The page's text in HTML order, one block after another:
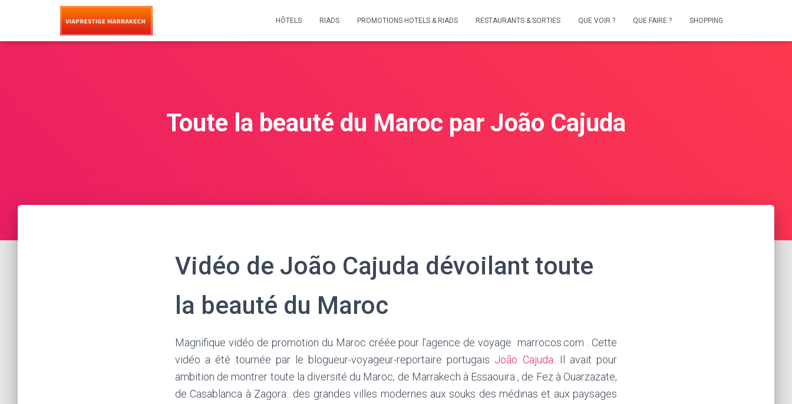
HÔTELS RIADS PROMOTIONS HOTELS & RIADS RESTAURANTS & SORTIES QUE VOIR ? QUE FAIRE ? SHOPPING
Toute la beauté du Maroc par João Cajuda
Vidéo de João Cajuda dévoilant toute
la beauté du Maroc
Magnifique vidéo de promotion du Maroc créée pour l’agence de voyage marrocos.com . Cette
vidéo a été tournée par le blogueur-voyageur-reportaire portugais João Cajuda . Il avait pour
ambition de montrer toute la diversité du Maroc, de Marrakech à Essaouira , de Fez à Ouarzazate,
de Casablanca à Zagora.. des grandes villes modernes aux souks des médinas et aux paysages